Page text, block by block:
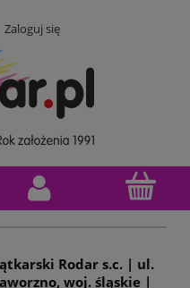
Zaloguj się
Rodar s.c. | ul.
woj. śląskie |